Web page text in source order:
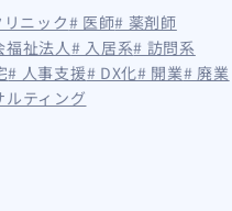
ニック# 医師# 薬剤師
福祉法人# 入居系# 訪問系
# 人事支援# DX化# 開業# 廃業
ティング